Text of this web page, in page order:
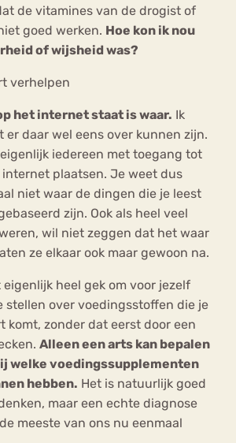
de vitamines van de drogist of
goed werken. Hoe kon ik nou
of wijsheid was?
het internet staat is waar. Ik
er daar wel eens over kunnen zijn.
iedereen met toegang tot
plaatsen. Je weet dus
niet waar de dingen die je leest
zijn. Ook als heel veel
wil niet zeggen dat het waar
ze elkaar ook maar gewoon na.
heel gek om voor jezelf
stellen over voedingsstoffen die je
komt, zonder dat eerst door een
Alleen een arts kan bepalen
welke voedingssupplementen
hebben. Het is natuurlijk goed
maar een echte diagnose
meeste van ons nu eenmaal